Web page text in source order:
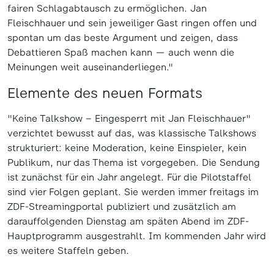
fairen Schlagabtausch zu ermöglichen. Jan
Fleischhauer und sein jeweiliger Gast ringen offen und
spontan um das beste Argument und zeigen, dass
Debattieren Spaß machen kann — auch wenn die
Meinungen weit auseinanderliegen."
Elemente des neuen Formats
"Keine Talkshow – Eingesperrt mit Jan Fleischhauer"
verzichtet bewusst auf das, was klassische Talkshows
strukturiert: keine Moderation, keine Einspieler, kein
Publikum, nur das Thema ist vorgegeben. Die Sendung
ist zunächst für ein Jahr angelegt. Für die Pilotstaffel
sind vier Folgen geplant. Sie werden immer freitags im
ZDF-Streamingportal publiziert und zusätzlich am
darauffolgenden Dienstag am späten Abend im ZDF-
Hauptprogramm ausgestrahlt. Im kommenden Jahr wird
es weitere Staffeln geben.